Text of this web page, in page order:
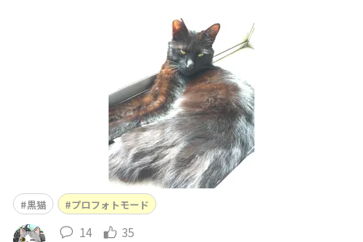
黒猫 プロフォトモード
14 35